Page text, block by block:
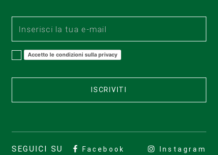
Accetto le condizioni sulla privacy
ISCRIVITI
SEGUICI SU Facebook Instagram